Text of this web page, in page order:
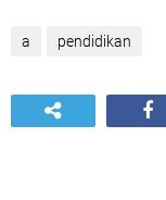
a pendidikan